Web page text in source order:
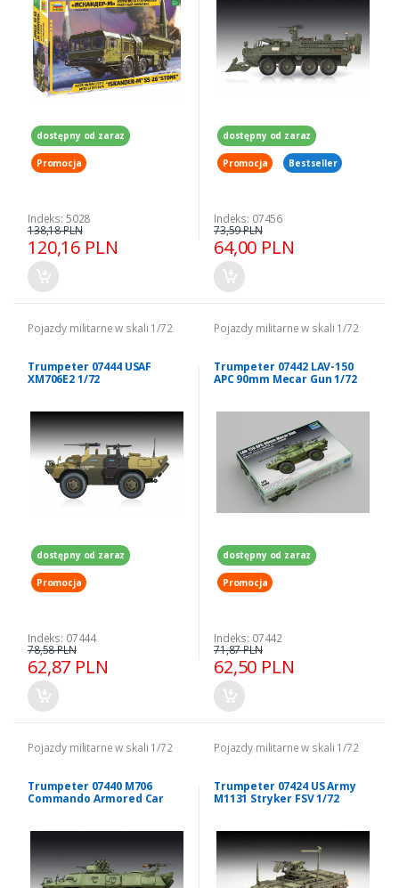
dostępny od zaraz
Promocja
Indeks: 5028
120,16 PLN
138,18 PLN
dostępny od zaraz
Promocja Bestseller
Indeks: 07456
64,00 PLN
73,59 PLN
Pojazdy militarne w skali 1/72
Trumpeter 07444 USAF
XM706E2 1/72
dostępny od zaraz
Promocja
Indeks: 07444
62,87 PLN
78,58 PLN
Pojazdy militarne w skali 1/72
Trumpeter 07442 LAV-150
APC 90mm Mecar Gun 1/72
dostępny od zaraz
Promocja
Indeks: 07442
62,50 PLN
71,87 PLN
Pojazdy militarne w skali 1/72
Trumpeter 07440 M706
Commando Armored Car
Pojazdy militarne w skali 1/72
Trumpeter 07424 US Army
M1131 Stryker FSV 1/72